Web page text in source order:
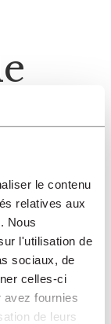
le contenu
relatives aux
Nous
l'utilisation de
sociaux, de
celles-ci
avez fournies
de leurs